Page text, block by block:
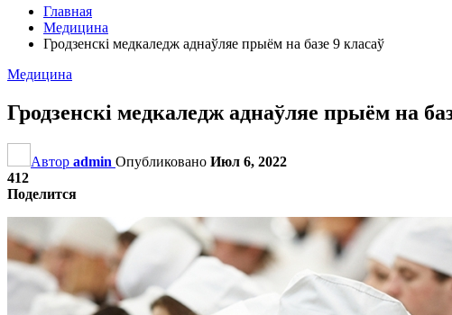
Главная
Медицина
Гродзенскі медкаледж аднаўляе прыём на базе 9 класаў
Медицина
Гродзенскі медкаледж аднаўляе прыём на
Автор admin Опубликовано Июл 6, 2022
412
Поделится